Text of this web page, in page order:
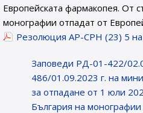
Европейската фармакопея. От
монографии отпадат от
Резолюция AP-CPH (23) 5
Заповеди РД-01-422/
486/01.09.2023 г. на
за отпадане от 1 юли
България на монографии